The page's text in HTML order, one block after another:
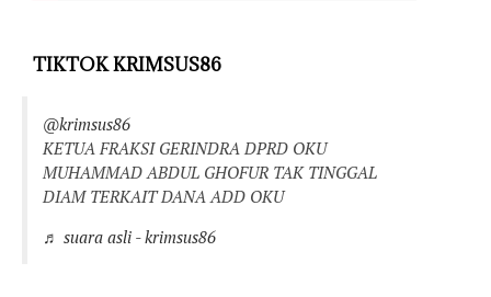
TIKTOK KRIMSUS86
@krimsus86
KETUA FRAKSI GERINDRA DPRD OKU
MUHAMMAD ABDUL GHOFUR TAK TINGGAL
DIAM TERKAIT DANA ADD OKU
♬ suara asli - krimsus86